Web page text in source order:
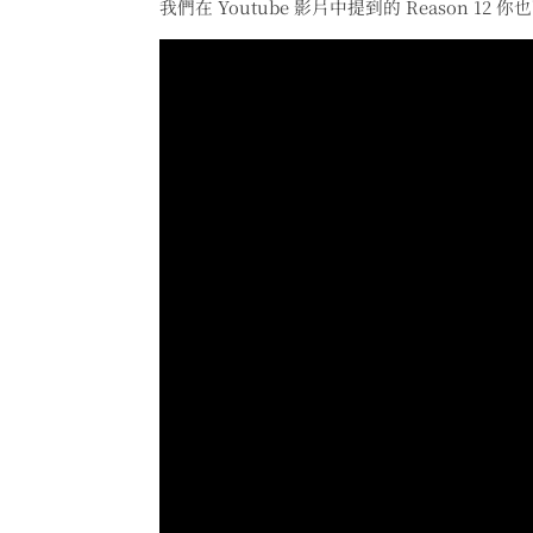
我們在 Youtube 影片中提到的 Reason 12 你也